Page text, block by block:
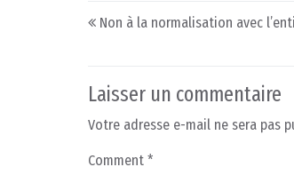
Post navigation
Non à la normalisation avec
Laisser un commentaire
Votre adresse e-mail ne sera pas
Comment *